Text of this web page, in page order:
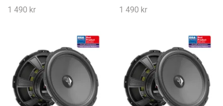
1 490 kr
1 490 kr